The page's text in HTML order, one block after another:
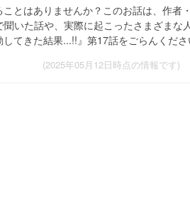
とはありませんか？このお話は、作者
いた話や、実際に起こったさまざまな
てきた結果...!!』第17話をごらんくださ
(2025年05月12日時点の情報です)